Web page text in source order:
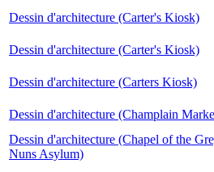
Dessin d'architecture (Carter's Kiosk)
Dessin d'architecture (Carter's Kiosk)
Dessin d'architecture (Carters Kiosk)
Dessin d'architecture (Champlain
Dessin d'architecture (Chapel of the
Nuns Asylum)